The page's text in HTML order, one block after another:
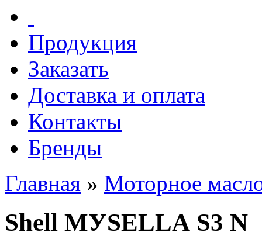
Продукция
Заказать
Доставка и оплата
Контакты
Бренды
Главная » Моторное
Shell MУSЕLLА S3 N